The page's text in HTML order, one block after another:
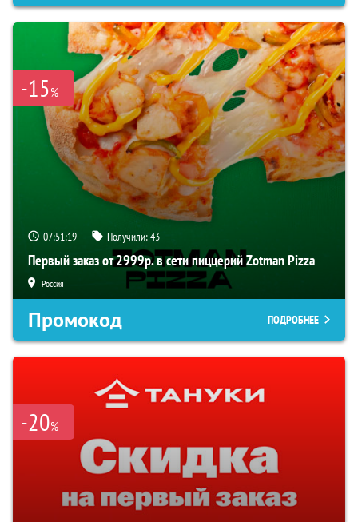
-15%
07:51:18 Получили:43
Первый заказ от 2999р. в сети пиццерий Zotman Pizza
Россия
Промокод ПОДРОБНЕЕ
-20%